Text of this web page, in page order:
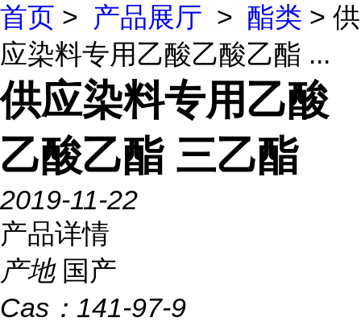
首页 > 产品展厅 > 酯类 > 供
应染料专用乙酸乙酸乙酯 ...
供应染料专用乙酸
乙酸乙酯 三乙酯
2019-11-22
产品详情
产地 国产
Cas： 141-97-9